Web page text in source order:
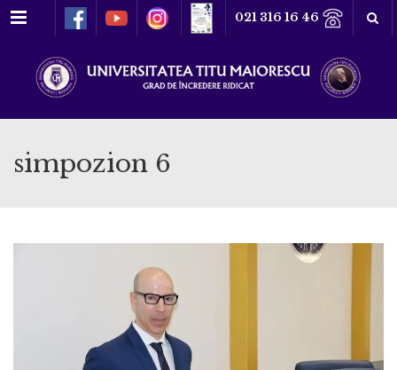
Meniu 021 316 16 46
simpozion 6